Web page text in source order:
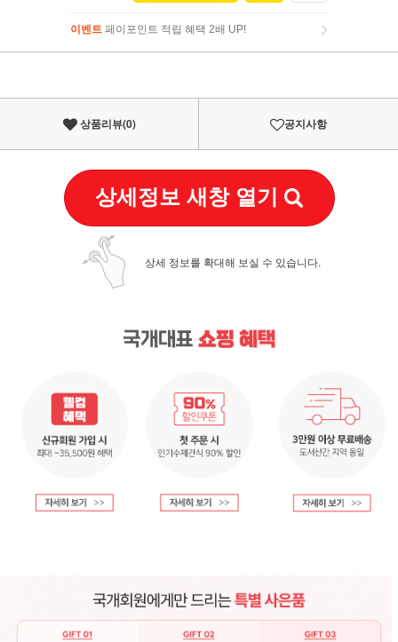
이벤트 페이포인트 적립 혜택 2배 UP!
이벤트페이포인트 적립 혜택 2배 UP!
상품리뷰(0) 공지사항
상세정보 새창 열기
상세 정보를 확대해 보실 수 있습니다.